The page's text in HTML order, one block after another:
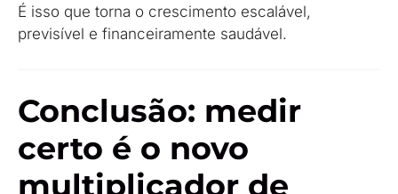
É isso que torna o crescimento escalável,
previsível e financeiramente saudável.
Conclusão: medir
certo é o novo
multiplicador de